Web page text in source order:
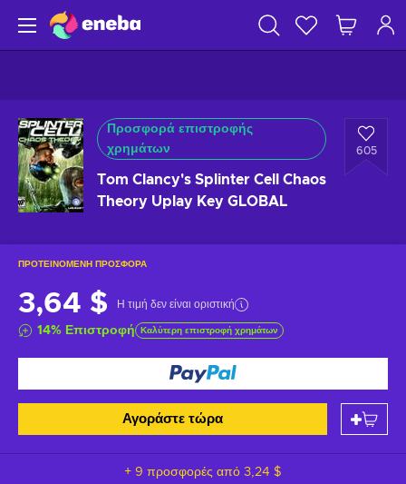
Προσφορά επιστροφής
χρημάτων
Tom Clancy's Splinter Cell Chaos
Theory Uplay Key GLOBAL
605
ΠΡΟΤΕΙΝΌΜΕΝΗ ΠΡΟΣΦΟΡΆ
3,64 $ Η τιμή δεν είναι οριστική
14% Επιστροφή Καλύτερη επιστροφή χρημάτων
Αγοράστε τώρα
+ 9 προσφορές από 3,24 $